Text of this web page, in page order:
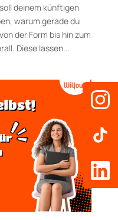
deinem künftigen
warum gerade du
der Form bis hin zum
Diese lassen...